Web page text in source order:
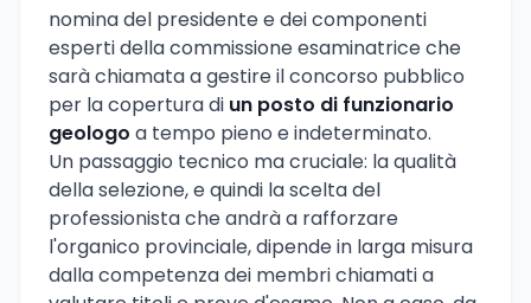
nomina del presidente e dei componenti
esperti della commissione esaminatrice che
sarà chiamata a gestire il concorso pubblico
per la copertura di un posto di funzionario
geologo a tempo pieno e indeterminato.
Un passaggio tecnico ma cruciale: la qualità
della selezione, e quindi la scelta del
professionista che andrà a rafforzare
l'organico provinciale, dipende in larga misura
dalla competenza dei membri chiamati a